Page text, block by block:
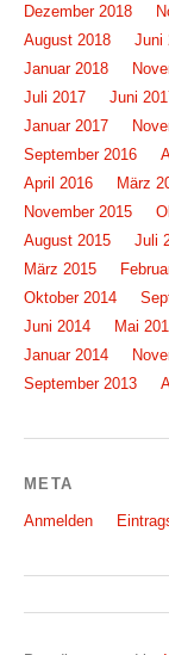
Dezember 2018
August 2018
Juni
Januar 2018
Juli 2017
Juni
Januar 2017
September 2016
April 2016
März
November 2015
August 2015
Juli
März 2015
Oktober 2014
Juni 2014
Mai
Januar 2014
September 2013
META
Anmelden